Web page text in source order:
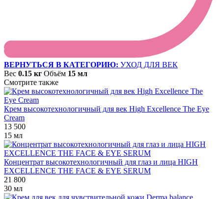
ВЕРНУТЬСЯ В КАТЕГОРИЮ: УХОД ДЛЯ ВЕК
Вес 0.15 кг Объём 15 мл
Смотрите также
Крем высокотехнологичный для век High Excellence The Eye
Cream
13 500
15 мл
Концентрат высокотехнологичный для глаз и лица HIGH
EXCELLENCE THE FACE & EYE SERUM
21 800
30 мл